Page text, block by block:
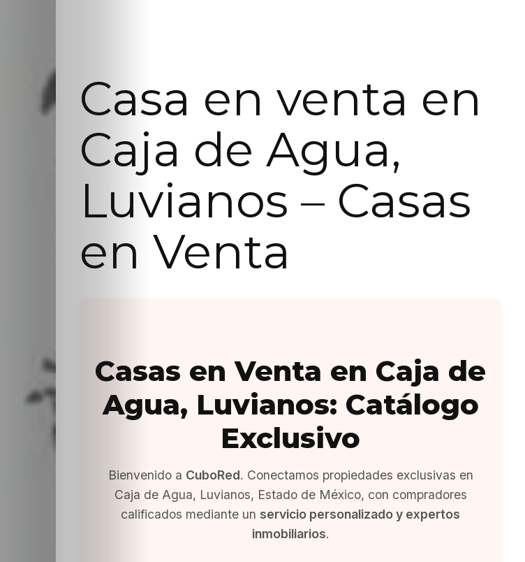
Casa en venta en
Caja de Agua,
Luvianos – Casas
en Venta
Casas en Venta en Caja de
Agua, Luvianos: Catálogo
Exclusivo
Bienvenido a CuboRed. Conectamos propiedades exclusivas en
Caja de Agua, Luvianos, Estado de México, con compradores
calificados mediante un servicio personalizado y expertos
inmobiliarios.